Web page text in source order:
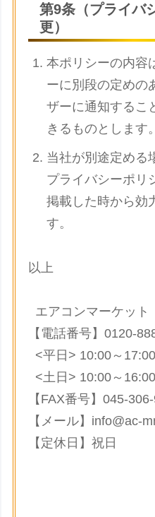
第9条（プライバ
更）
本ポリシーの内容
ーに別段の定めの
ザーに通知するこ
きるものとします。
当社が別途定める
プライバシーポリ
掲載した時から効
す。
以上
エアコンマーケット
【電話番号】0120-
<平日> 10:00～17:00
<土日> 10:00～16:00
【FAX番号】045-
【メール】info@ac-
【定休日】祝日